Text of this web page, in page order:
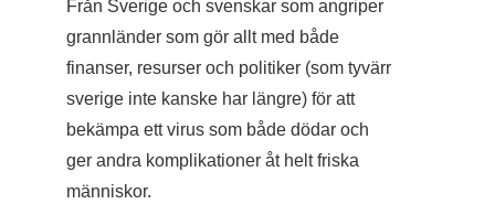
Från Sverige och svenskar som angriper
grannländer som gör allt med både
finanser, resurser och politiker (som tyvärr
sverige inte kanske har längre) för att
bekämpa ett virus som både dödar och
ger andra komplikationer åt helt friska
människor.